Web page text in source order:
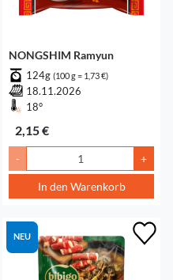
NONGSHIM Ramyun
124g (100 g = 1,73 €)
18.11.2026
18°
2,15 €
- +
In den Warenkorb
NEU